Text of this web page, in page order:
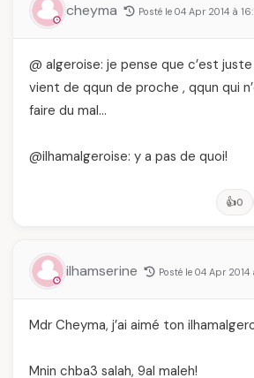
cheyma Posté le 04 Apr 2014 à
@ algeroise: je pense que c’est
vient de qqun de proche , qqun qui
faire du mal…
@ilhamalgeroise: y a pas de quoi!
👍0
ilhamserine Posté le 04 Apr 2014
Mdr Cheyma, j’ai aimé ton
Mnin chba3 salah, 9al maleh!